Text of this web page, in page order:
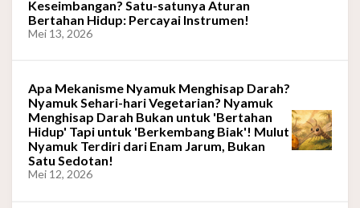
Keseimbangan? Satu-satunya Aturan
Bertahan Hidup: Percayai Instrumen!
Mei 13, 2026
Apa Mekanisme Nyamuk Menghisap Darah?
Nyamuk Sehari-hari Vegetarian? Nyamuk
Menghisap Darah Bukan untuk 'Bertahan
Hidup' Tapi untuk 'Berkembang Biak'! Mulut
Nyamuk Terdiri dari Enam Jarum, Bukan
Satu Sedotan!
Mei 12, 2026